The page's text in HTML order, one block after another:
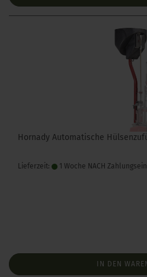
Hornady Automatische
Lieferzeit: 1 Woche NACH
IN DEN